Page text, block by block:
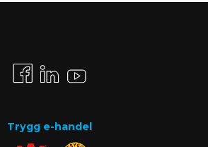
Trygg e-handel